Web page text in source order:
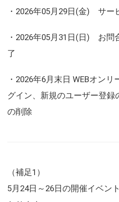
・2026年05月29日(金) サー
・2026年05月31日(日) お問
了
・2026年6月末日 WEBオン
グイン、新規のユーザー登録
の削除
（補足1）
5月24日～26日の開催イベン